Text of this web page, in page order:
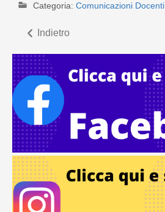
Categoria: Comunicazioni Docenti
Indietro